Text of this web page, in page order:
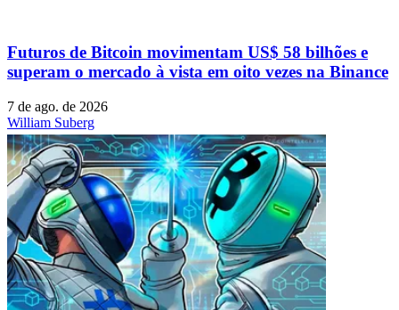
Futuros de Bitcoin movimentam US$ 58 bilhões e
superam o mercado à vista em oito vezes na Binance
7 de ago. de 2026
William Suberg